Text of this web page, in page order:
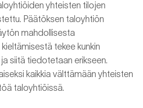
yhteisten tilojen
Päätöksen taloyhtiön
mahdollisesta
tekee kunkin
siitä tiedotetaan erikseen.
kaikkia välttämään yhteisten
taloyhtiöissä.